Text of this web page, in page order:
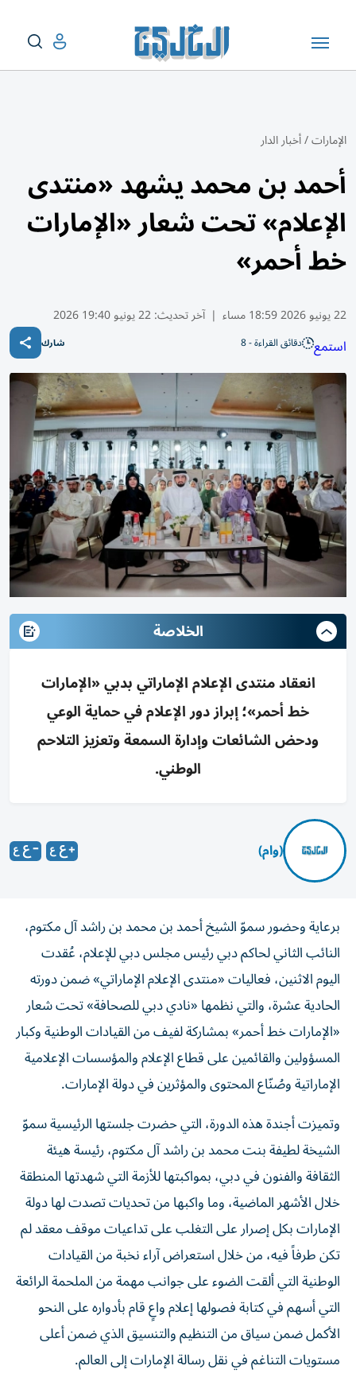
الإمارات/أخبار الدار
أحمد بن محمد يشهد «منتدى
الإعلام» تحت شعار «الإمارات
خط أحمر»
22 يونيو 2026 18:59 مساء | آخر تحديث:22 يونيو 19:40 2026
استمع دقائق القراءة - 8 شارك
الخلاصة
انعقاد منتدى الإعلام الإماراتي بدبي «الإمارات
خط أحمر»؛ إبراز دور الإعلام في حماية الوعي
ودحض الشائعات وإدارة السمعة وتعزيز التلاحم
الوطني.
(وام)
برعاية وحضور سموّ الشيخ أحمد بن محمد بن راشد آل مكتوم،
النائب الثاني لحاكم دبي رئيس مجلس دبي للإعلام، عُقدت
اليوم الاثنين، فعاليات «منتدى الإعلام الإماراتي» ضمن دورته
الحادية عشرة، والتي نظمها «نادي دبي للصحافة» تحت شعار
«الإمارات خط أحمر» بمشاركة لفيف من القيادات الوطنية وكبار
المسؤولين والقائمين على قطاع الإعلام والمؤسسات الإعلامية
الإماراتية وصُنّاع المحتوى والمؤثرين في دولة الإمارات.
وتميزت أجندة هذه الدورة، التي حضرت جلستها الرئيسية سموّ
الشيخة لطيفة بنت محمد بن راشد آل مكتوم، رئيسة هيئة
الثقافة والفنون في دبي، بمواكبتها للأزمة التي شهدتها المنطقة
خلال الأشهر الماضية، وما واكبها من تحديات تصدت لها دولة
الإمارات بكل إصرار على التغلب على تداعيات موقف معقد لم
تكن طرفاً فيه، من خلال استعراض آراء نخبة من القيادات
الوطنية التي ألقت الضوء على جوانب مهمة من الملحمة الرائعة
التي أسهم في كتابة فصولها إعلام واعٍ قام بأدواره على النحو
الأكمل ضمن سياق من التنظيم والتنسيق الذي ضمن أعلى
مستويات التناغم في نقل رسالة الإمارات إلى العالم.